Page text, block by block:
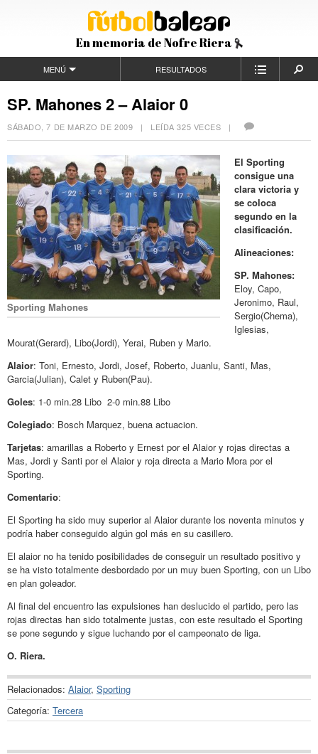
En memoria de Nofre Riera
MENÚ RESULTADOS
SP. Mahones 2 – Alaior 0
SÁBADO, 7 DE MARZO DE 2009 | LEÍDA 325 VECES |
Sporting Mahones
El Sporting
consigue una
clara victoria y
se coloca
segundo en la
clasificación.
Alineaciones:
SP. Mahones:
Eloy, Capo,
Jeronimo, Raul,
Sergio(Chema),
Iglesias,
Mourat(Gerard), Libo(Jordi), Yerai, Ruben y Mario.
Alaior: Toni, Ernesto, Jordi, Josef, Roberto, Juanlu, Santi, Mas,
Garcia(Julian), Calet y Ruben(Pau).
Goles: 1-0 min.28 Libo 2-0 min.88 Libo
Colegiado: Bosch Marquez, buena actuacion.
Tarjetas: amarillas a Roberto y Ernest por el Alaior y rojas directas a
Mas, Jordi y Santi por el Alaior y roja directa a Mario Mora por el
Sporting.
Comentario:
El Sporting ha sido muy superior al Alaior durante los noventa minutos y
podría haber conseguido algún gol más en su casillero.
El alaior no ha tenido posibilidades de conseguir un resultado positivo y
se ha visto totalmente desbordado por un muy buen Sporting, con un Libo
en plan goleador.
Al final del encuentro las expulsiones han deslucido el partido, pero las
rojas directas han sido totalmente justas, con este resultado el Sporting
se pone segundo y sigue luchando por el campeonato de liga.
O. Riera.
Relacionados: Alaior, Sporting
Categoría: Tercera